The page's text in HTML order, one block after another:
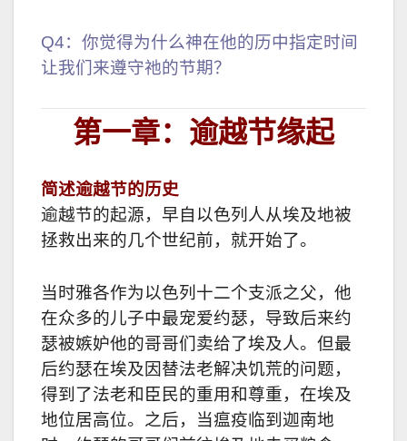
Q4：你觉得为什么神在他的历中指定时间
让我们来遵守祂的节期？
第一章：逾越节缘起
简述逾越节的历史
逾越节的起源，早自以色列人从埃及地被
拯救出来的几个世纪前，就开始了。
当时雅各作为以色列十二个支派之父，他
在众多的儿子中最宠爱约瑟，导致后来约
瑟被嫉妒他的哥哥们卖给了埃及人。但最
后约瑟在埃及因替法老解决饥荒的问题，
得到了法老和臣民的重用和尊重，在埃及
地位居高位。之后，当瘟疫临到迦南地